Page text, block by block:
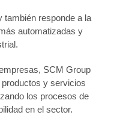
también responde a la
automatizadas y
SCM Group
y servicios
los procesos de
en el sector.